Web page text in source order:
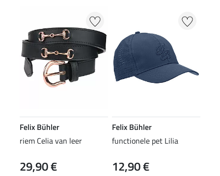
Felix Bühler
riem Celia van leer
29,90 €
Felix Bühler
functionele pet Lilia
12,90 €